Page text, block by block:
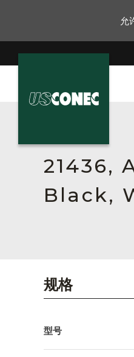
English Website
应用工程指导书 (AENs)
合作伙伴
21436,
Black,
规格
型号
允